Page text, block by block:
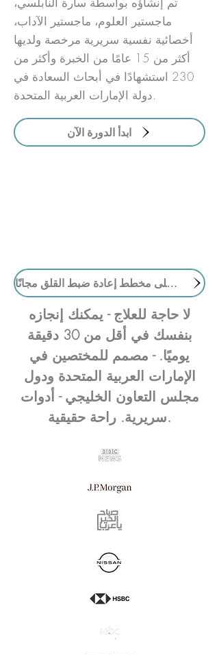
ماجستير العلوم، ماجستير الآداب،
أخصائية نفسية سريرية مرخصة ولديها
أكثر من 15 عامًا من الخبرة وأكثر من
230 استشهادًا في أبحاث السعادة في
دولة الإمارات العربية المتحدة.
ابدأ الدورة الآن
احصل على مخطط إعادة ضبط القلق مجانًا
لا حاجة للعلاج - يمكنك إنجازه
بنفسك في أقل من 30 دقيقة
يوميًا. - مصمم للمختصين في
الإمارات العربية المتحدة ودول
مجلس التعاون الخليجي - أدوات
سريرية. راحة حقيقية.